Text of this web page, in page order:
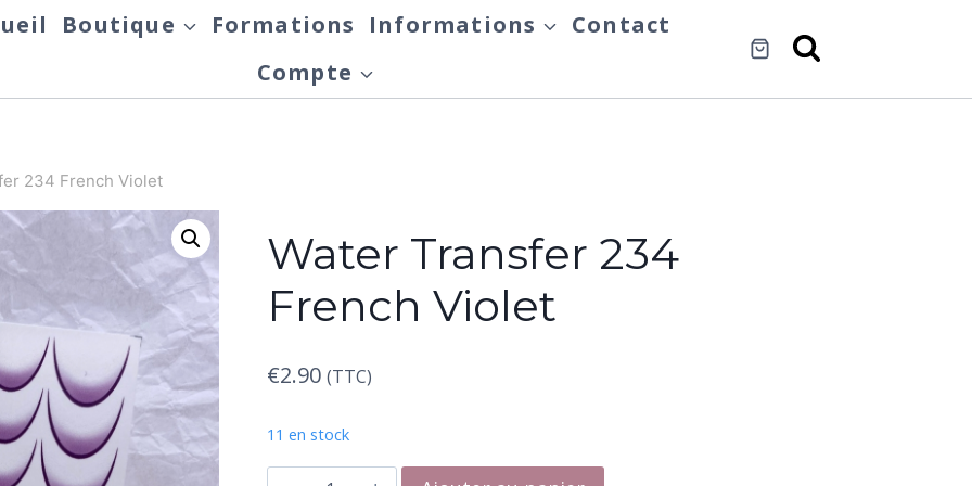
Boutique Formations Informations
Contact
Compte
234 French Violet
Water Transfer 234
French Violet
€2.90 (TTC)
11 en stock